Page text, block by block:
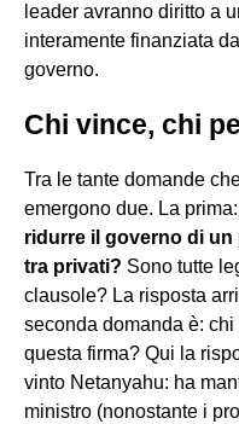
leader avranno diritto a
interamente finanziata
governo.
Chi vince, chi
Tra le tante domande
emergono due. La
ridurre il governo di
tra privati? Sono tutte
clausole? La risposta
seconda domanda è:
questa firma? Qui la
vinto Netanyahu: ha
ministro (nonostante i